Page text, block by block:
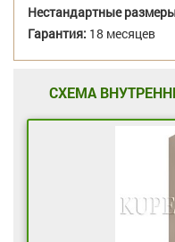
Нестандартные
Гарантия: 18 месяцев
СХЕМА